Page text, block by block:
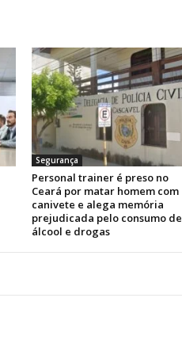
Segurança
Personal trainer é preso no
Ceará por matar homem com
canivete e alega memória
prejudicada pelo consumo de
álcool e drogas